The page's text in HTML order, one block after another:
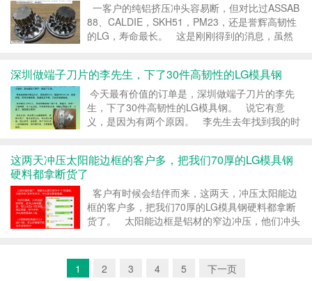
一客户的纯铝挤压冲头容易断，但对比过ASSAB
88、CALDIE，SKH51，PM23，还是誉辉高韧性
的LG，寿命最长。 这是刚刚得到的消息，虽然
深圳做端子刀片的李先生，下了30件高韧性的LG模具钢
今天最有价值的订单是，深圳做端子刀片的李先
生，下了30件高韧性的LG模具钢。 说它有意
义，是因为有两个原因。 李先生去年找到我的时
题，...
这两天冲压太阳能边框的客户多，把我们70厚的LG模具钢
硬料都拿断货了
客户有时候会结伴而来，这两天，冲压太阳能边
框的客户多，把我们70厚的LG模具钢硬料都拿断
货了。 太阳能边框是铝材的窄边冲压，他们冲头
DC53的8~...
1 2 3 4 5 下一页